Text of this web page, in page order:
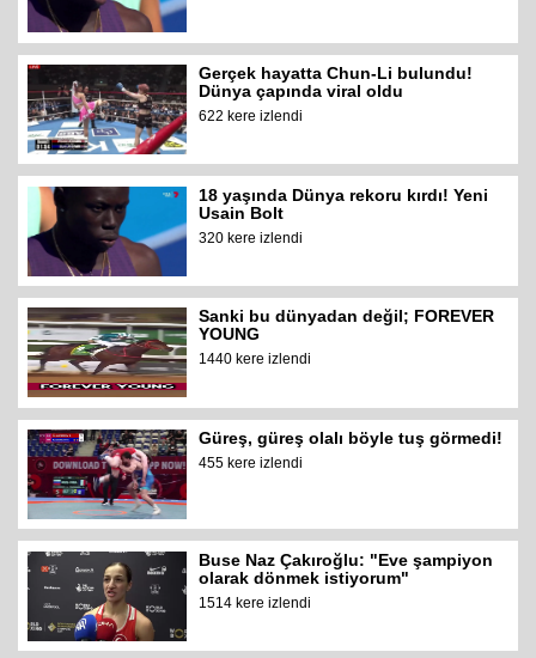
Gerçek hayatta Chun-Li bulundu!
Dünya çapında viral oldu
622 kere izlendi
18 yaşında Dünya rekoru kırdı! Yeni
Usain Bolt
320 kere izlendi
Sanki bu dünyadan değil; FOREVER
YOUNG
1440 kere izlendi
Güreş, güreş olalı böyle tuş görmedi!
455 kere izlendi
Buse Naz Çakıroğlu: "Eve şampiyon
olarak dönmek istiyorum"
1514 kere izlendi